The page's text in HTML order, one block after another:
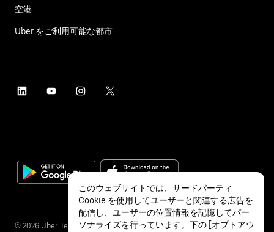
空港
Uber をご利用可能な都市
© 2026 Uber Technologies Inc.
このウェブサイトでは、サードパーティ
Cookie を使用してユーザーと関連する広告を
配信し、ユーザーの位置情報を記憶してパー
ソナライズを行っています。下の [オプトアウ